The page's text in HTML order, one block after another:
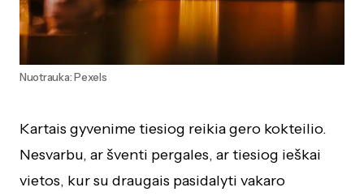
Nuotrauka: Pexels
Kartais gyvenime tiesiog reikia gero kokteilio.
Nesvarbu, ar šventi pergales, ar tiesiog ieškai
vietos, kur su draugais pasidalyti vakaro